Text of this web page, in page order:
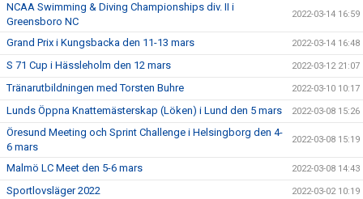
NCAA Swimming & Diving Championships div. II i
Greensboro NC
2022-03-14 16:59
Grand Prix i Kungsbacka den 11-13 mars 2022-03-14 16:48
S 71 Cup i Hässleholm den 12 mars 2022-03-12 21:07
Tränarutbildningen med Torsten Buhre 2022-03-10 10:17
Lunds Öppna Knattemästerskap (Löken) i Lund den 5 mars 2022-03-08 15:26
Öresund Meeting och Sprint Challenge i Helsingborg den 4-
6 mars
2022-03-08 15:19
Malmö LC Meet den 5-6 mars 2022-03-08 14:43
Sportlovsläger 2022 2022-03-02 10:19